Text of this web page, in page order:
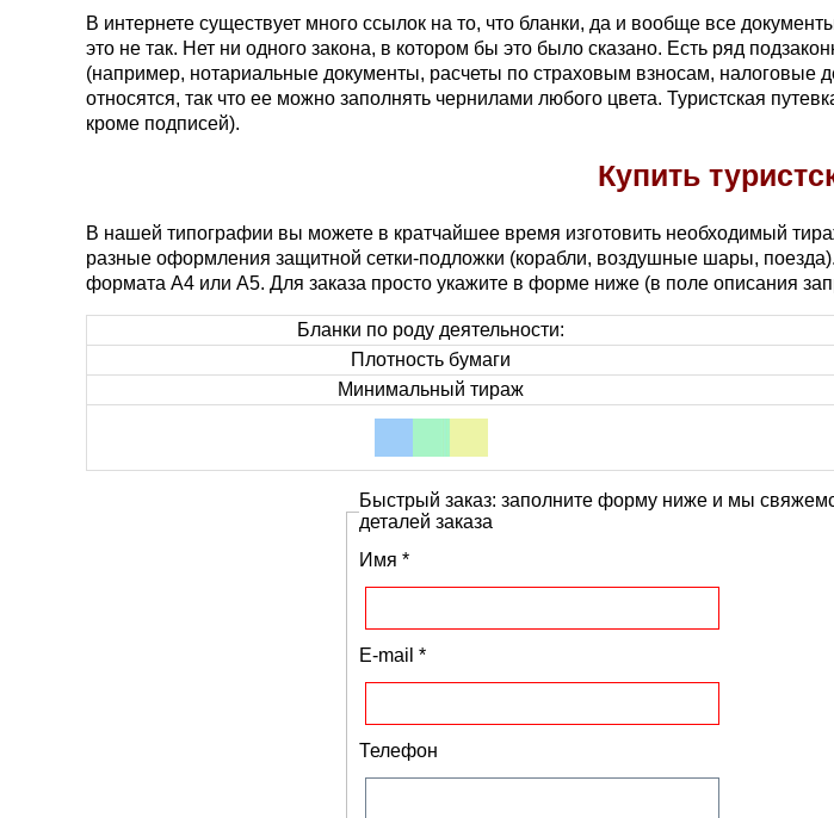
В интернете существует много ссылок на то, что бланки, да и вообще все
это не так. Нет ни одного закона, в котором бы это было сказано. Есть ряд
(например, нотариальные документы, расчеты по страховым взносам, налоговые
относятся, так что ее можно заполнять чернилами любого цвета. Туристская
кроме подписей).
Купить
В нашей типографии вы можете в кратчайшее время изготовить необходимый
разные оформления защитной сетки-подложки (корабли, воздушные шары,
формата А4 или А5. Для заказа просто укажите в форме ниже (в поле описания
Бланки по роду деятельности:
Плотность бумаги
Минимальный тираж
Быстрый заказ: заполните форму ниже и мы
деталей заказа
Имя *
E-mail *
Телефон